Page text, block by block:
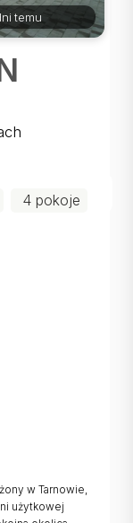
temu
4 pokoje
w Tarnowie,
użytkowej